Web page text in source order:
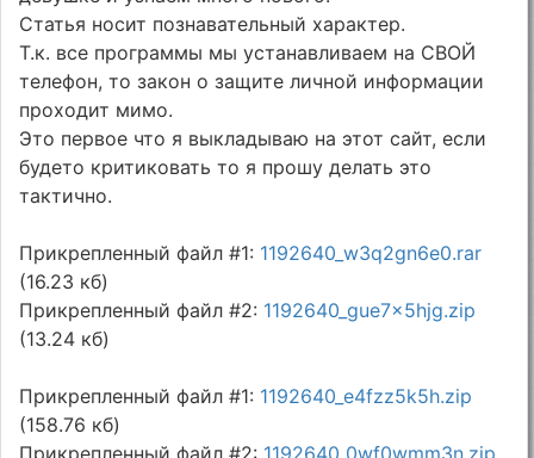
Статья носит познавательный характер.
Т.к. все программы мы устанавливаем на СВОЙ
телефон, то закон о защите личной информации
проходит мимо.
Это первое что я выкладываю на этот сайт, если
будето критиковать то я прошу делать это
тактично.
Прикрепленный файл #1: 1192640_w3q2gn6e0.rar
(16.23 кб)
Прикрепленный файл #2: 1192640_gue7x5hjg.zip
(13.24 кб)
Прикрепленный файл #1: 1192640_e4fzz5k5h.zip
(158.76 кб)
Прикрепленный файл #2: 1192640_0wf0wmm3n.zip